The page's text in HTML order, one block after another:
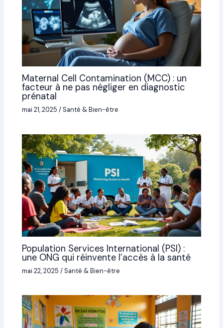
Maternal Cell Contamination (MCC) : un
facteur à ne pas négliger en diagnostic
prénatal
mai 21, 2025/Santé & Bien-être
Population Services International (PSI) :
une ONG qui réinvente l’accès à la santé
mai 22, 2025/Santé & Bien-être